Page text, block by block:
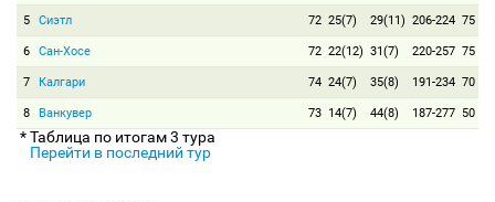
5 Сиэтл 72 25(7) 29(11) 206-224 75
6 Сан-Хосе 72 22(12) 31(7) 220-257 75
7 Калгари 74 24(7) 35(8) 191-234 70
8 Ванкувер 73 14(7) 44(8) 187-277 50
* Таблица по итогам 3 тура
Перейти в последний тур